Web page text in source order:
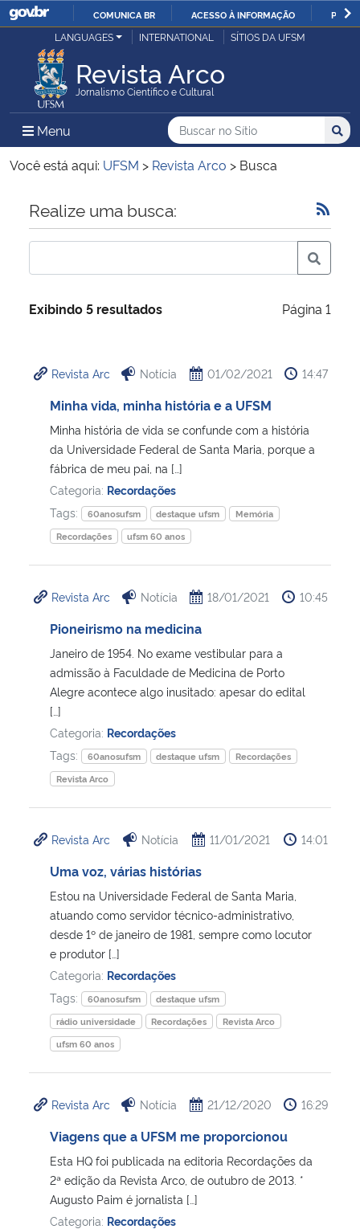
IR
O
COMUNICA BR ACESSO À INFORMAÇÃO
Ministério da Justiça e Segurança Pública
Ministério da Defesa
Ministério das Relações Exteriores
Ministério da Economia
Ministério da Infraestrutura
Ministério da Cidadania
Ministério de Minas e Energia
Ministério da Ciência, Tecnologia, Inovações e Comunicações
Ministério do Meio Ambiente
Ministério do Desenvolvimento Regional
Controladoria-Geral da União
Ministério da Mulher, da Família e dos Direitos Humanos
Secretaria-Geral
Gabinete de Segurança Institucional
LANGUAGES INTERNATIONAL SÍTIOS DA UFSM
Revista Arco
Jornalismo Científico e Cultural
Menu Menu Principal do Sítio
Busca
Buscar no no Sítio
Busca:
Você está aqui: UFSM > Revista Arco > Busca
Início do conteúdo
Realize uma busca:
Exibindo 5 resultados Página 1
Revista Arc Notícia 01/02/2021 14:47
Minha vida, minha história e a UFSM
Minha história de vida se confunde com a história
da Universidade Federal de Santa Maria, porque a
fábrica de meu pai, na […]
Categoria: Recordações
Tags:
60anosufsm destaque ufsm
Memória
Recordações
ufsm 60 anos
Revista Arc Notícia 18/01/2021 10:45
Pioneirismo na medicina
Janeiro de 1954. No exame vestibular para a
admissão à Faculdade de Medicina de Porto
Alegre acontece algo inusitado: apesar do edital
[…]
Categoria: Recordações
Tags:
60anosufsm destaque ufsm
Recordações
Revista Arco
Revista Arc Notícia 11/01/2021 14:01
Uma voz, várias histórias
Estou na Universidade Federal de Santa Maria,
atuando como servidor técnico-administrativo,
desde 1º de janeiro de 1981, sempre como locutor
e produtor […]
Categoria: Recordações
Tags:
60anosufsm
destaque ufsm
rádio universidade
Recordações
Revista Arco
ufsm 60 anos
Revista Arc Notícia 21/12/2020 16:29
Viagens que a UFSM me proporcionou
Esta HQ foi publicada na editoria Recordações da
2ª edição da Revista Arco, de outubro de 2013. *
Augusto Paim é jornalista […]
Categoria: Recordações